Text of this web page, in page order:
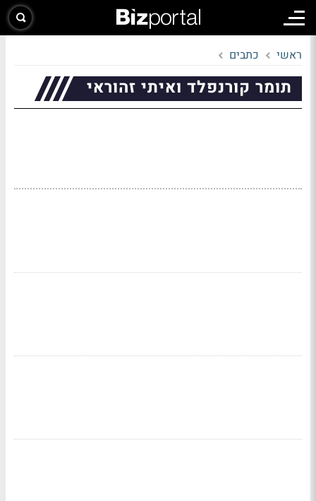
ראשי כתבים
תומר קורנפלד ואיתי זהוראי